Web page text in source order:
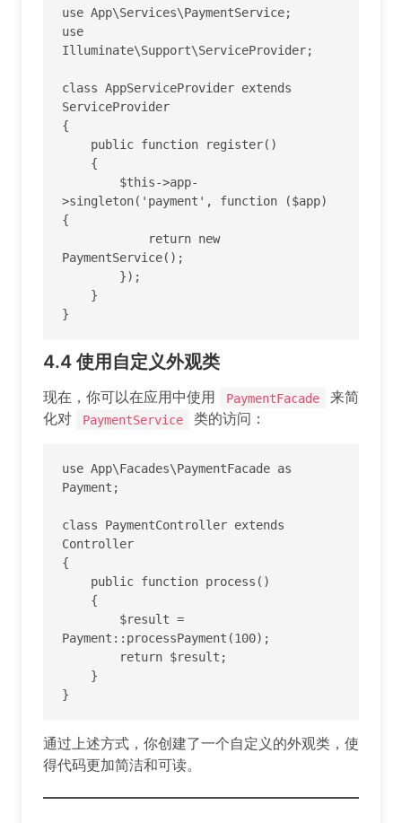
use App\Services\PaymentService;
use
Illuminate\Support\ServiceProvider;
class AppServiceProvider extends
ServiceProvider
{
>singleton('payment', function ($app)
{
PaymentService();
}
4.4 使用自定义外观类
现在，你可以在应用中使用 PaymentFacade
来简
化对
PaymentService 类的访问：
use App\Facades\PaymentFacade as
Payment;
class PaymentController extends
Controller
{
Payment::processPayment(100);
}
通过上述方式，你创建了一个自定义的外观类，使
得代码更加简洁和可读。